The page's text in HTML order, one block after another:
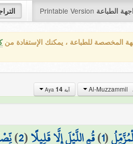
Printable Version الطباعة
المخصصة للطباعة ، يمكنك الإستفادة من
آية Aya 14
(
1
)قُمِ اللَّيْلَ إِلَّا قَلِيلًا(
2
)